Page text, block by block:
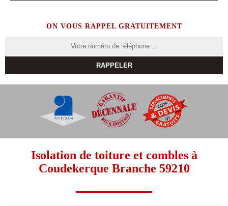
ON VOUS RAPPEL GRATUITEMENT
Isolation de toiture et combles à
Coudekerque Branche 59210